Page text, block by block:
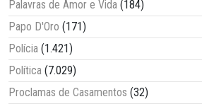
Palavras de Amor e Vida (184)
Papo D'Oro (171)
Polícia (1.421)
Política (7.029)
Proclamas de Casamentos (32)